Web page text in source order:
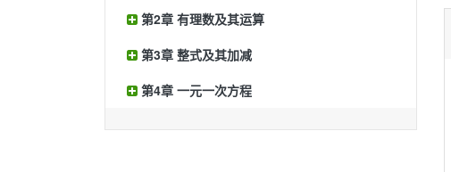
第2章 有理数及其运算
第3章 整式及其加减
第4章 一元一次方程